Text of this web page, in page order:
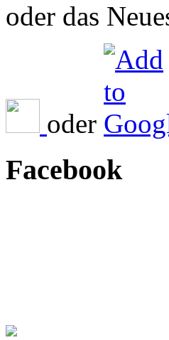
oder das
oder
Facebook